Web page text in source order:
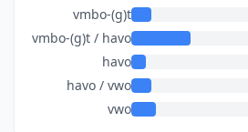
vmbo-(g)t
vmbo-(g)t / havo
havo
havo / vwo
vwo